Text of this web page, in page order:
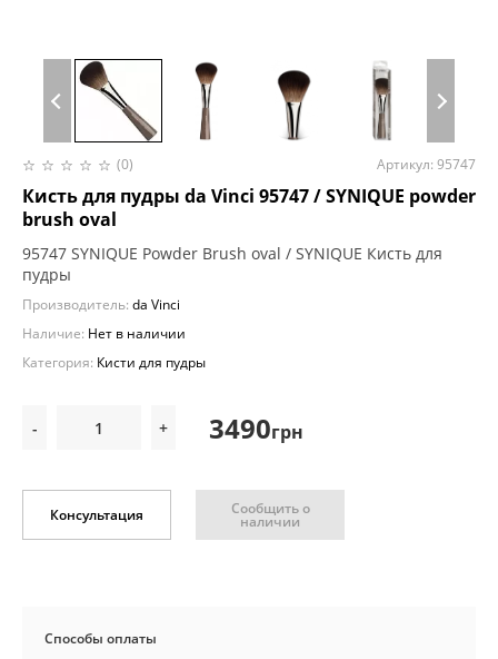
(0) Артикул: 95747
Кисть для пудры da Vinci 95747 / SYNIQUE powder
brush oval
95747 SYNIQUE Powder Brush oval / SYNIQUE Кисть для
пудры
Производитель: da Vinci
Наличие: Нет в наличии
Категория: Кисти для пудры
- + 3490грн
Консультация Сообщить о
наличии
Способы оплаты